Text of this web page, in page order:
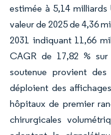
estimée à 5,14
valeur de 2025 de 4,36
2031 indiquant 11,66
CAGR de 17,82 %
soutenue provient
déploient des
hôpitaux de premier
chirurgicales